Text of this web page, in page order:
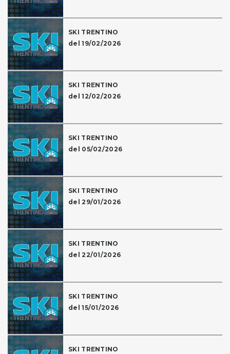
SKI TRENTINO
del 19/02/2026
SKI TRENTINO
del 12/02/2026
SKI TRENTINO
del 05/02/2026
SKI TRENTINO
del 29/01/2026
SKI TRENTINO
del 22/01/2026
SKI TRENTINO
del 15/01/2026
SKI TRENTINO